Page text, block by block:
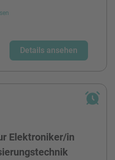
Details ansehen
Elektroniker/in